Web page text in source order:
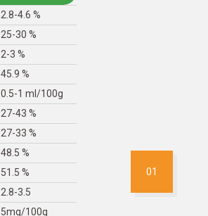
01
2.8-4.6 %
25-30 %
2-3 %
45.9 %
0.5-1 ml/100g
27-43 %
27-33 %
48.5 %
51.5 %
2.8-3.5
5mg/100g